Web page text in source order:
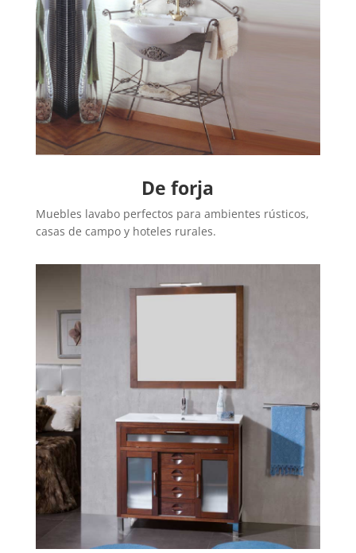
De forja
Muebles lavabo perfectos para ambientes rústicos,
casas de campo y hoteles rurales.